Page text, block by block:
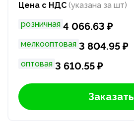
Цена с НДС (указана за шт)
розничная 4 066.63 ₽
мелкооптовая 3 804.95 ₽
оптовая 3 610.55 ₽
Заказать